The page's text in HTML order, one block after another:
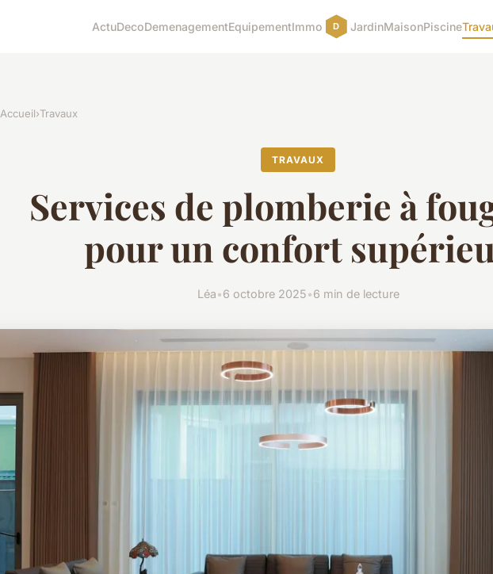
ActuDecoDemenagementEquipementImmo JardinMaisonPiscine
Accueil›Travaux
TRAVAUX
Services de plomberie à
pour un confort
Léa•6 octobre 2025•6 min de lecture